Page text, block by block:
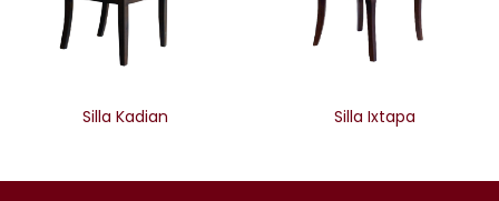
Silla Kadian Silla Ixtapa